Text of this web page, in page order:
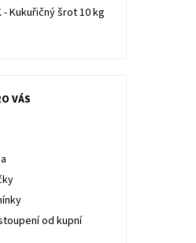
- Kukuřičný šrot 10 kg
VÁS
od kupní